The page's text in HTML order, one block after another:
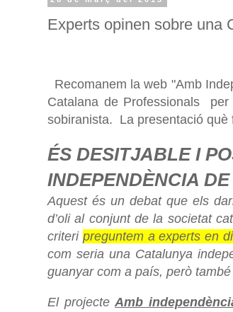
Experts opinen sobre una
Recomanem la web "Amb
Catalana de Professionals
sobiranista. La presentació què
ÉS DESITJABLE I
INDEPENDÈNCIA
Aquest és un debat que els
d’oli al conjunt de la societat
criteri preguntem a experts en
com seria una Catalunya
guanyar com a país, però
El projecteAmb